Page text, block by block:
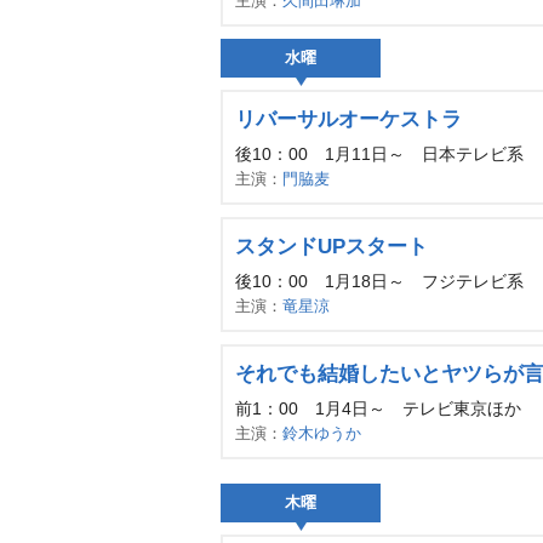
水曜
リバーサルオーケストラ
後10：00 1月11日～ 日本テレビ系
主演： 門脇麦
スタンドUPスタート
後10：00 1月18日～ フジテレビ系
主演： 竜星涼
それでも結婚したいとヤツらが
前1：00 1月4日～ テレビ東京ほか
主演： 鈴木ゆうか
木曜